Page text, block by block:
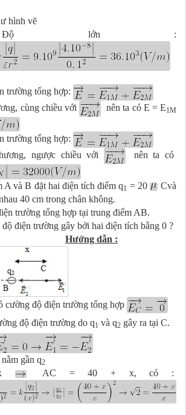
hình vẽ
lớn :
trường tổng hợp:
cùng chiều với nên ta có E = E1M
trường tổng hợp:
ngược chiều với nên ta có
A và B đặt hai điện tích điểm q1 = 20
Cvà
40 cm trong chân không.
trường tổng hợp tại trung điểm AB.
điện trường gây bởi hai điện tích bằng 0 ?
Hướng dẫn :
cường độ điện trường tổng hợp
độ điện trường do q1 và q2 gây ra tại C.
gần q2
AC = 40 + x, có :